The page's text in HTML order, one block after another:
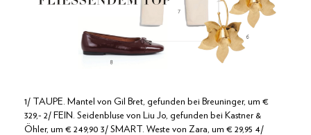
1/ TAUPE. Mantel von Gil Bret, gefunden bei Breuninger, um €
329,- 2/ FEIN. Seidenbluse von Liu Jo, gefunden bei Kastner &
Öhler, um € 249,90 3/ SMART. Weste von Zara, um € 29,95 4/